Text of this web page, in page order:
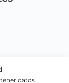
datos